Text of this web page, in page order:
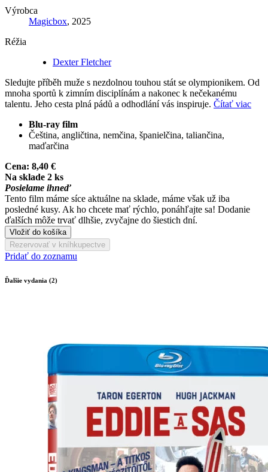
Výrobca
Magicbox, 2025
Réžia
Dexter Fletcher
Sledujte příběh muže s nezdolnou touhou stát se olympionikem. Od
mnoha sportů k zimním disciplínám a nakonec k nečekanému
talentu. Jeho cesta plná pádů a odhodlání vás inspiruje. Čítať viac
Blu-ray film
Čeština, angličtina, nemčina, španielčina, taliančina,
maďarčina
Cena: 8,40 €
Na sklade 2 ks
Posielame ihneď
Tento film máme síce aktuálne na sklade, máme však už iba
posledné kusy. Ak ho chcete mať rýchlo, ponáhľajte sa! Dodanie
ďalších môže trvať dlhšie, zvyčajne do šiestich dní.
Vložiť do košíka
Rezervovať v kníhkupectve
Pridať do zoznamu
Ďalšie vydania (2)